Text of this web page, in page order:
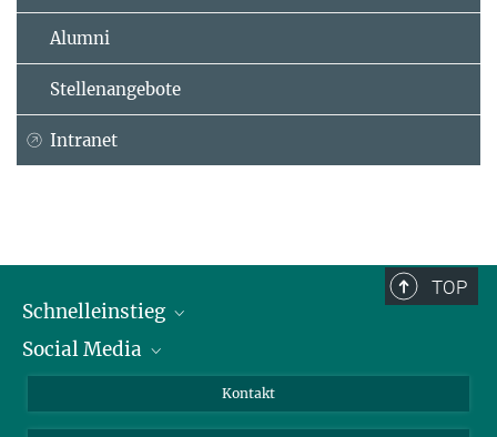
Alumni
Stellenangebote
Intranet
TOP
Schnelleinstieg
Alumni
Social Media
Bluesky
Kontakt